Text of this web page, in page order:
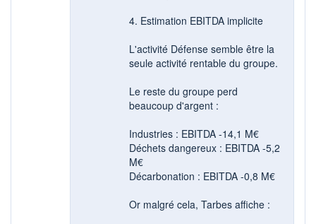
4. Estimation EBITDA implicite
L'activité Défense semble être la
seule activité rentable du groupe.
Le reste du groupe perd
beaucoup d'argent :
Industries : EBITDA -14,1 M€
Déchets dangereux : EBITDA -5,2
M€
Décarbonation : EBITDA -0,8 M€
Or malgré cela, Tarbes affiche :